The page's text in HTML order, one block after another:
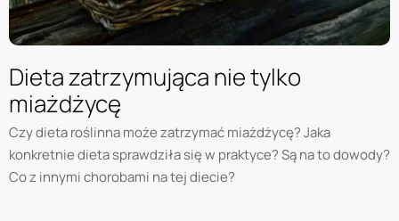
Dieta zatrzymująca nie tylko
miażdżycę
Czy dieta roślinna może zatrzymać miażdżycę? Jaka
konkretnie dieta sprawdziła się w praktyce? Są na to dowody?
Co z innymi chorobami na tej diecie?